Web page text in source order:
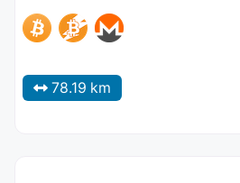
78.19 km